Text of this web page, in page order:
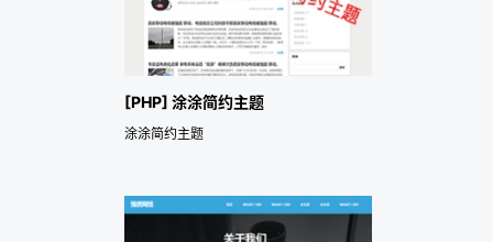
[PHP] 涂涂简约主题
涂涂简约主题